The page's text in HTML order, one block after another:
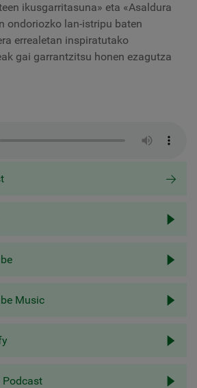
ikusgarritasuna» eta «Asaldura
ondoriozko lan-istripu baten
errealetan inspiratutako
gai garrantzitsu honen ezagutza
Music
Podcast